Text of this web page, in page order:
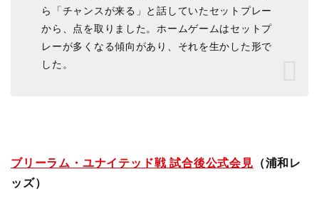
ら「チャンスが来る」と話していたセットプレー
から、点を取りました。ホームゲームはセットプ
レーが多くなる傾向があり、それを生かした形で
した。
ブリーラム・ユナイテッド戦 試合後公式会見 （浦和レ
ッズ）